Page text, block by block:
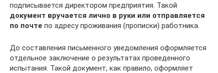
подписывается директором предприятия. Такой
документ вручается лично в руки или отправляется
по почте по адресу проживания (прописки) работника.
До составления письменного уведомления оформляется
отдельное заключение о результатах проведенного
испытания. Такой документ, как правило, оформляет